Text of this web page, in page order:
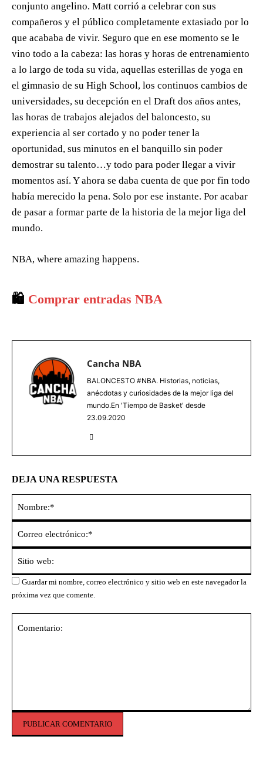
conjunto angelino. Matt corrió a celebrar con sus
compañeros y el público completamente extasiado por lo
que acababa de vivir. Seguro que en ese momento se le
vino todo a la cabeza: las horas y horas de entrenamiento
a lo largo de toda su vida, aquellas esterillas de yoga en
el gimnasio de su High School, los continuos cambios de
universidades, su decepción en el Draft dos años antes,
las horas de trabajos alejados del baloncesto, su
experiencia al ser cortado y no poder tener la
oportunidad, sus minutos en el banquillo sin poder
demostrar su talento…y todo para poder llegar a vivir
momentos así. Y ahora se daba cuenta de que por fin todo
había merecido la pena. Solo por ese instante. Por acabar
de pasar a formar parte de la historia de la mejor liga del
mundo.
NBA, where amazing happens.
🛍️ Comprar entradas NBA
Cancha NBA
BALONCESTO #NBA. Historias, noticias,
anécdotas y curiosidades de la mejor liga del
mundo.En 'Tiempo de Basket' desde
23.09.2020
DEJA UNA RESPUESTA
Guardar mi nombre, correo electrónico y sitio web en este navegador la
próxima vez que comente.